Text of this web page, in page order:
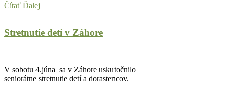
Čítať Ďalej
Stretnutie detí v Záhore
V sobotu 4.júna sa v Záhore uskutočnilo
seniorátne stretnutie detí a dorastencov.